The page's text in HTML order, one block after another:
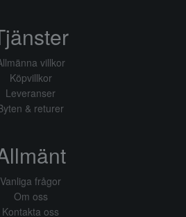
villkor
Köpvillkor
Leveranser
& returer
Vanliga frågor
Om oss
Kontakta oss